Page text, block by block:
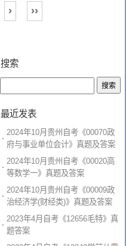
› ››
搜索
最近发表
2024年10月贵州自考《00070政
府与事业单位会计》真题及答案
2024年10月贵州自考《00020高
等数学一》真题及答案
2024年10月贵州自考《00009政
治经济学(财经类)》真题及答案
2023年4月自考《12656毛特》真
题答案